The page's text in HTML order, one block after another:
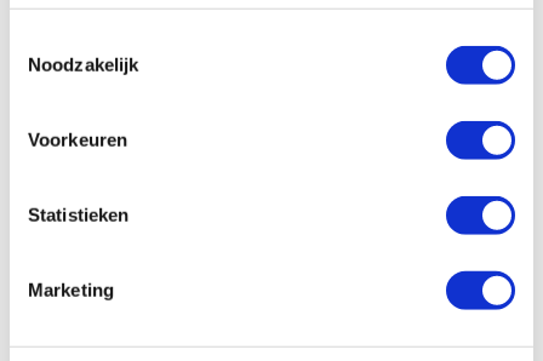
Noodzakelijk
Voorkeuren
Statistieken
Marketing
€ 247,11 excl. btw
stripschuurmachine 9 mm 18 V (zonder
Op voorraad